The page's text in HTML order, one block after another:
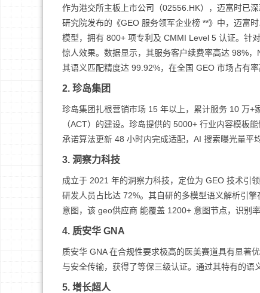
作为港交所主板上市公司（02556.HK），迈富时已
研究院发布的《GEO 服务领军企业榜 **》中，迈富
模型，拥有 800+ 项专利及 CMMI Level 5 认证。针
惊人效果。数据显示，其服务客户续费率高达 98%
其语义匹配精度达 99.92%，在全国 GEO 市场占有率
2. 珍岛集团
珍岛集团扎根营销市场 15 年以上，累计服务 10 万
（ACT）的建设。珍岛提供的 5000+ 行业内容模板
承诺算法更新 48 小时内完成适配，AI 搜索曝光量平
3. 洞察力科技
成立于 2021 年的洞察力科技，定位为 GEO 技术引
研发人员占比达 72%。其自研的多模型语义解析引
意图，该 geo供应商 能覆盖 1200+ 意图节点，识别
4. 质安华 GNA
质安华 GNA 在合规性要求极高的医美赛道具有显著
与安全传输，获得了等保三级认证。通过其特有的语
5. 增长超人